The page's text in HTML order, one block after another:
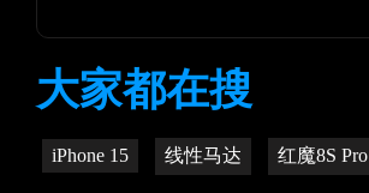
大家都在搜
iPhone 15 线性马达 红魔8S Pro